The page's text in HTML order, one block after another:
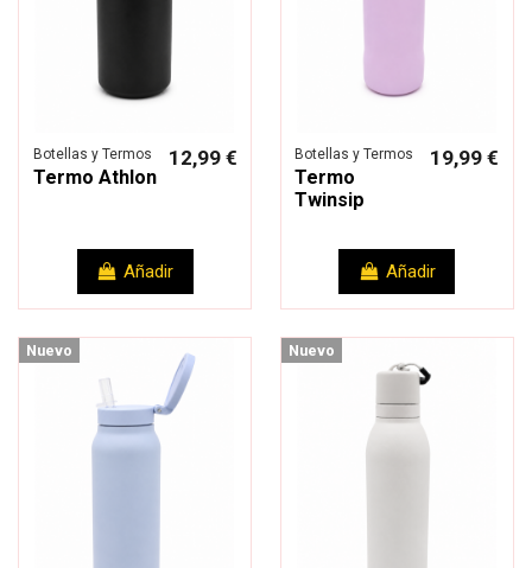
Botellas y Termos
Termo Athlon
12,99 €
Añadir
Botellas y Termos
Termo
Twinsip
19,99 €
Añadir
Nuevo Nuevo